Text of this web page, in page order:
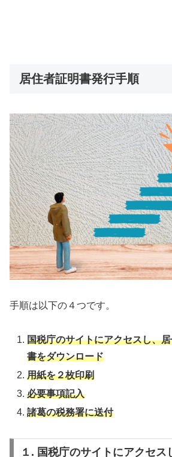
居住者証明書発行手順
手順は以下の４つです。
国税庁のサイトにアクセスし、
書をダウンロード
用紙を２枚印刷
必要事項記入
諸葛の税務署に送付
１. 国税庁のサイトにアクセス